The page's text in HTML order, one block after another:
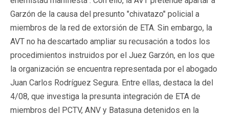
Garzón de la causa del presunto "chivatazo" policial a
miembros de la red de extorsión de ETA. Sin embargo, la
AVT no ha descartado ampliar su recusación a todos los
procedimientos instruidos por el Juez Garzón, en los que
la organización se encuentra representada por el abogado
Juan Carlos Rodríguez Segura. Entre ellas, destaca la del
4/08, que investiga la presunta integración de ETA de
miembros del PCTV, ANV y Batasuna detenidos en la